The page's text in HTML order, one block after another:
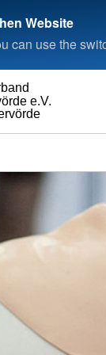
Website
can use the
e.V.